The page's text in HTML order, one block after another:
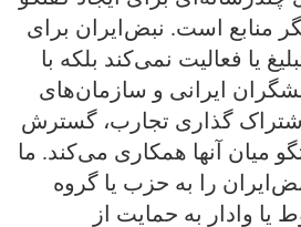
منابع است. نبض‌ایران برای
یا فعالیت نمی‌کند بلکه با
ایرانی و سازمان‌های
اشتراک‌ گذاری تجارب، گسترش
میان آنها همکاری می‌کند. ما
را به حزب یا گروه
وادار به حمایت از